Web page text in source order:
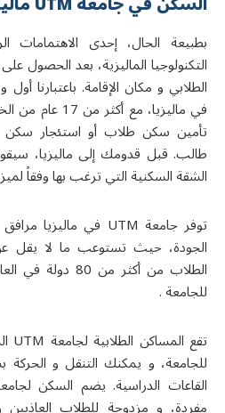
بطبيعة الحال، إحدى الاهتمامات
التكنولوجيا الماليزية، بعد الحصول على
الطلابي و مكان الإقامة. باعتبارنا أول
في ماليزيا، مع أكثر
طالب. قبل قدومك إلى ماليزيا، سيقوم
الشقة السكنية التي ترغب بها وفقاً
توفر جامعةUTMفي مالیزیا مرافق
الطلاب من أكثر من 80
للجامعة .
تقع المساكن الطلابية لجامعةUTM
للجامعة، و يمكنك التنقل و الحركة
القاعات الدراسية. يضم السكن لجامعة